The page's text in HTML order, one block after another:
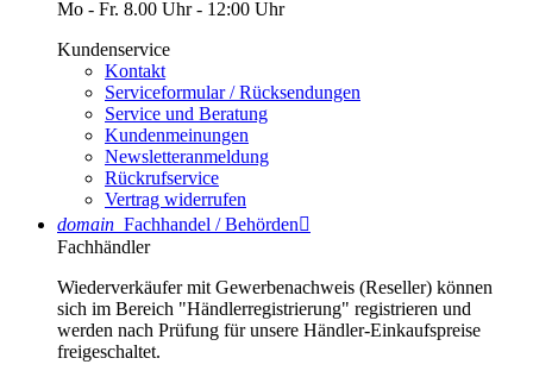
Mo - Fr. 8.00 Uhr - 12:00 Uhr
Kundenservice
Kontakt
Serviceformular / Rücksendungen
Service und Beratung
Kundenmeinungen
Newsletteranmeldung
Rückrufservice
Vertrag widerrufen
domain Fachhandel / Behörden
Fachhändler
Wiederverkäufer mit Gewerbenachweis (Reseller) können
sich im Bereich "Händlerregistrierung" registrieren und
werden nach Prüfung für unsere Händler-Einkaufspreise
freigeschaltet.